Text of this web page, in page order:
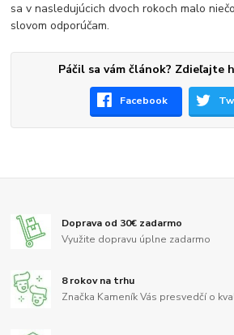
sa v nasledujúcich dvoch rokoch malo
slovom odporúčam.
Páčil sa vám článok? Zdieľajte
Facebook
Doprava od 30€ zadarmo
Využite dopravu úplne zadarmo
8 rokov na trhu
Značka Kameník Vás presvedčí o